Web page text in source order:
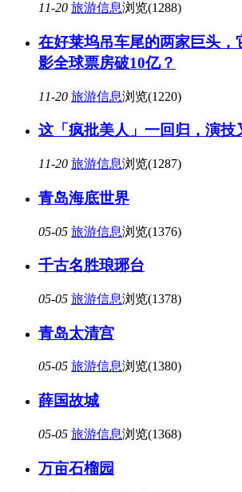
11-20 旅游信息浏览(1288)
在好莱坞吊车尾的两家巨头，
影全球票房破10亿？
11-20 旅游信息浏览(1220)
这「疯批美人」一回归，演技
11-20 旅游信息浏览(1287)
青岛海底世界
05-05 旅游信息浏览(1376)
千古名胜琅琊台
05-05 旅游信息浏览(1378)
青岛太清宫
05-05 旅游信息浏览(1380)
薛国故城
05-05 旅游信息浏览(1368)
万亩石榴园